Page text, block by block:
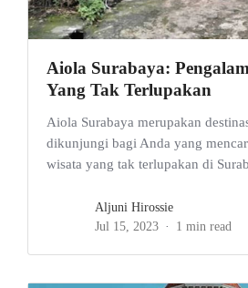
Aiola Surabaya:
Yang Tak Terlupakan
Aiola Surabaya merupakan
dikunjungi bagi Anda yang
wisata yang tak terlupakan di
Aljuni Hirossie
Jul 15, 2023
1 min read